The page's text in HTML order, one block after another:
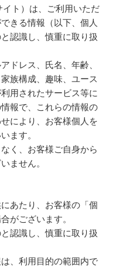
ト）は、ご利用いただ
きる情報（以下、個人
認識し、慎重に取り扱
ドレス、氏名、年齢、
族構成、趣味、ユース
用されたサービス等に
報で、これらの情報の
により、お客様個人を
ます。
く、お客様ご自身から
ません。
あたり、お客様の「個
がございます。
認識し、慎重に取り扱
、利用目的の範囲内で